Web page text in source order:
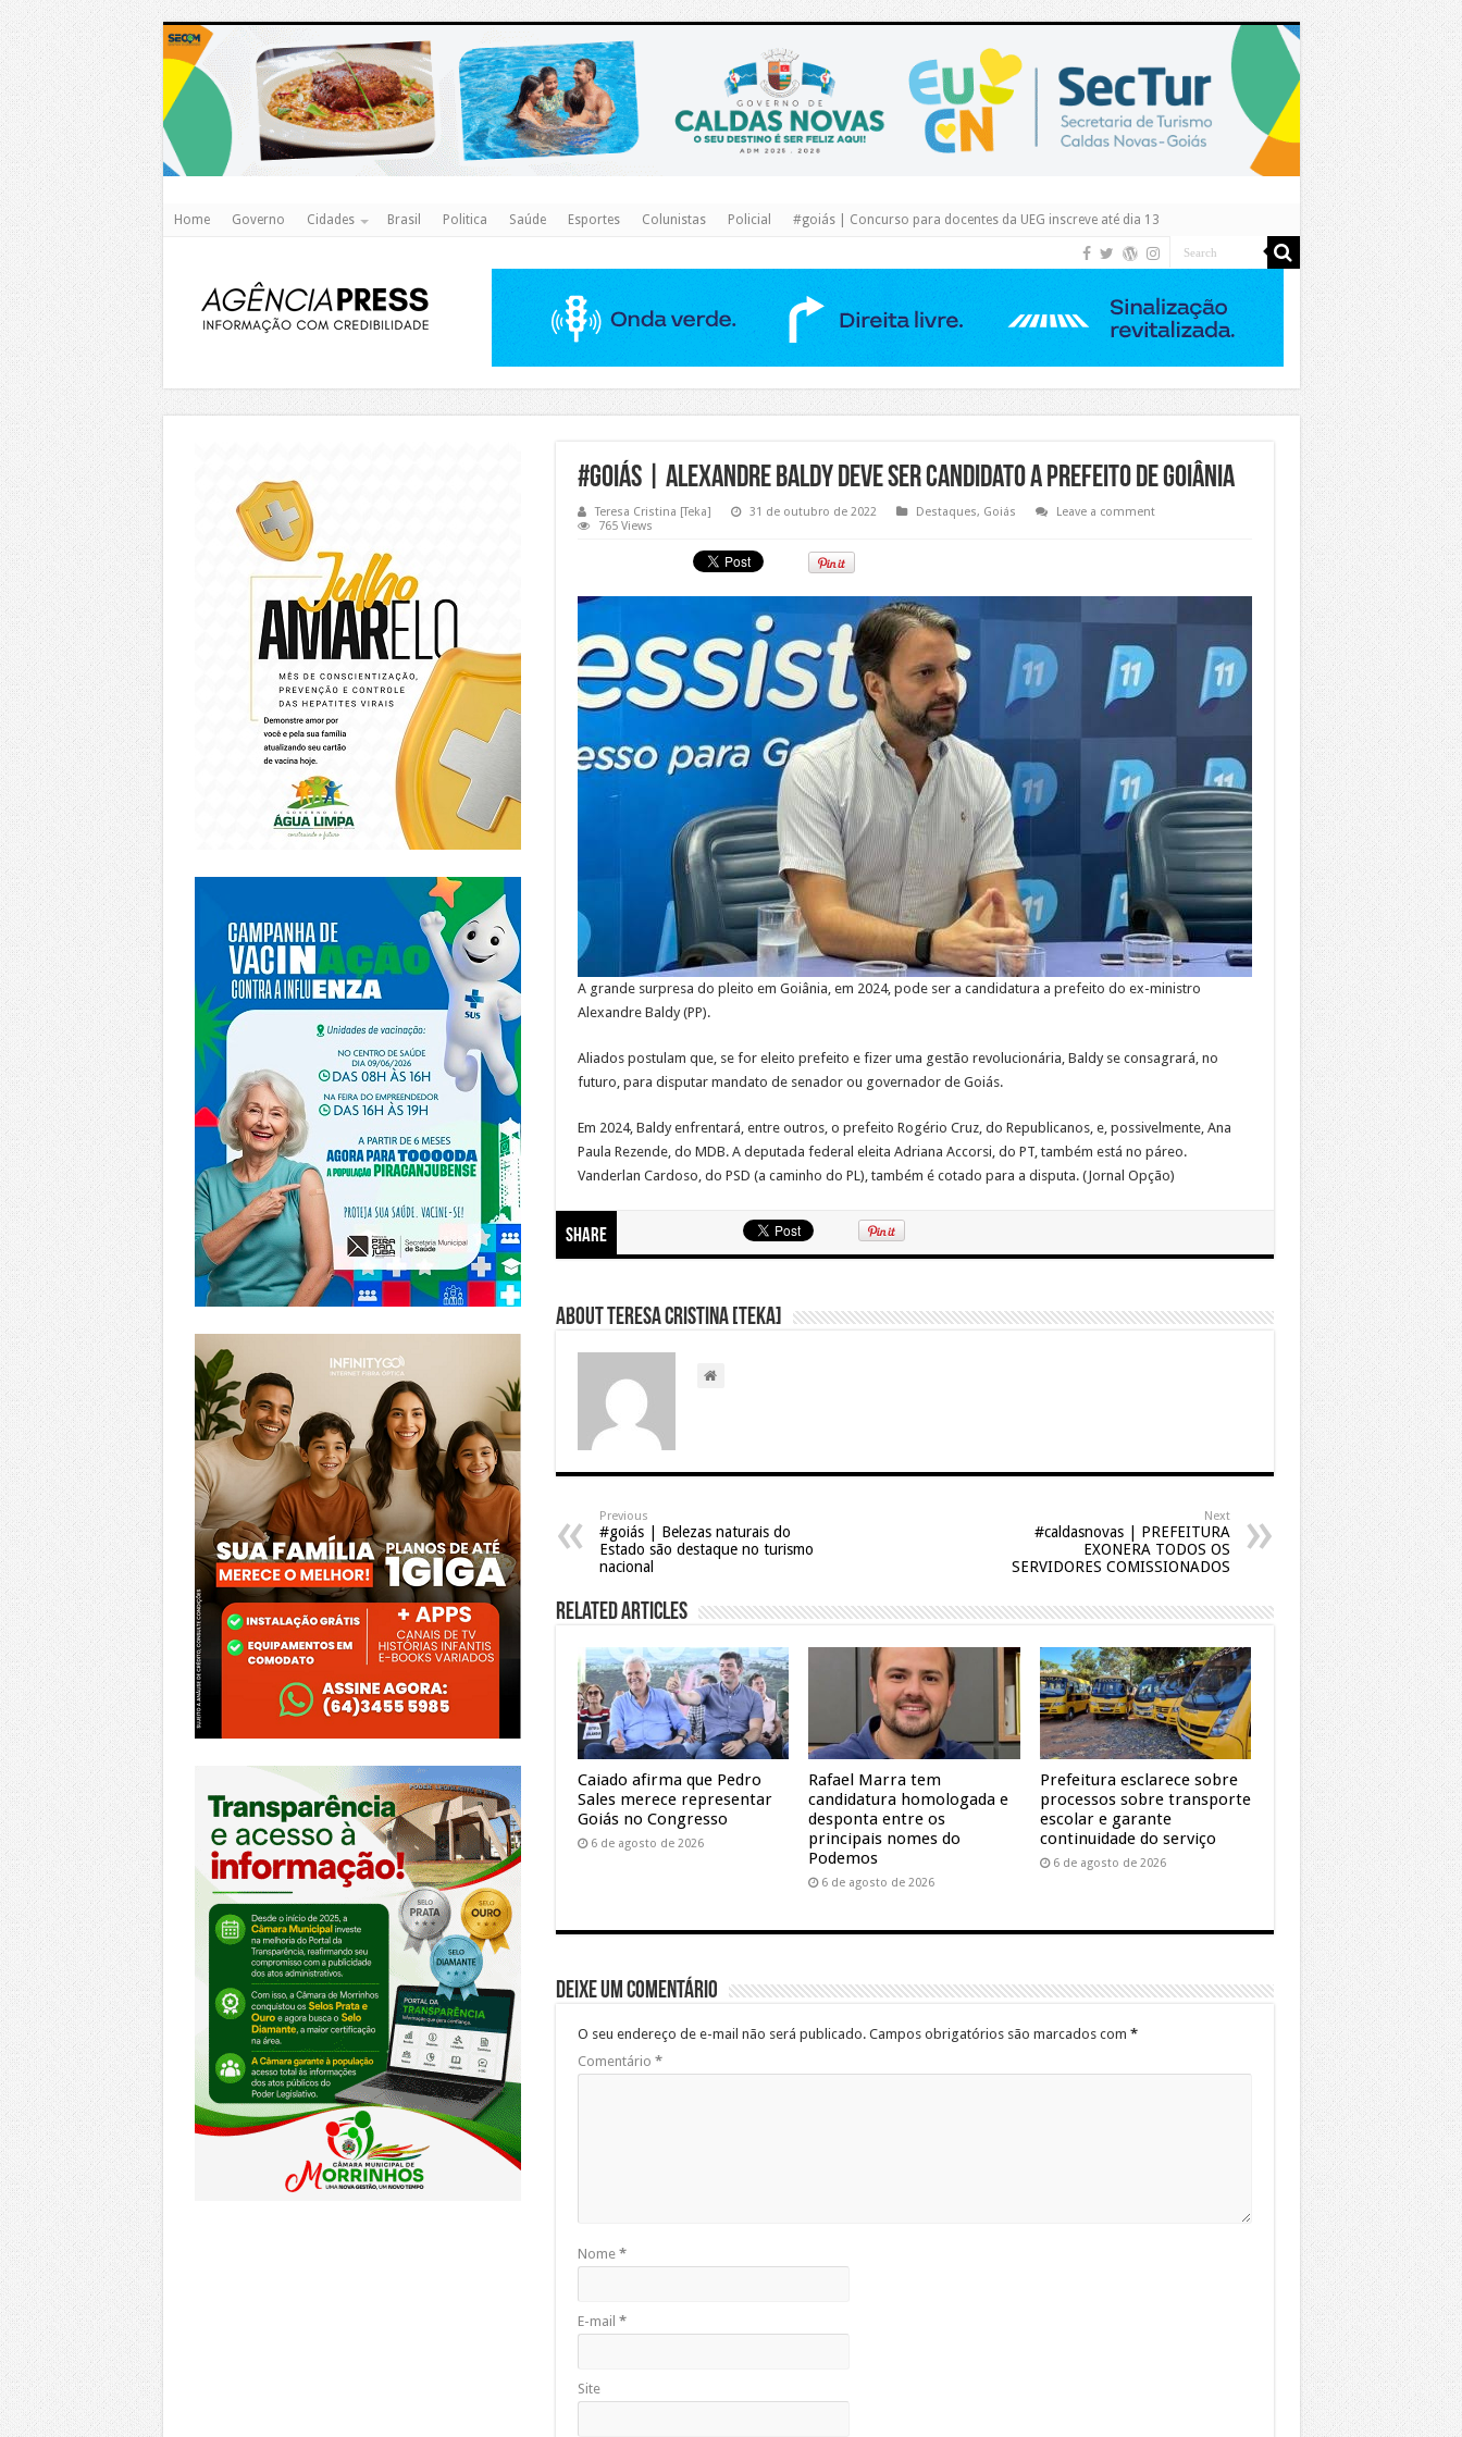
https://www.caldasnovas.go.gov.br/
Home Governo Cidades Brasil Politica Saúde Esportes Colunistas Policial #goiás | Concurso para docentes da UEG inscreve até dia 13
#goiás | Alexandre Baldy deve ser candidato a prefeito de Goiânia
Teresa Cristina [Teka] 31 de outubro de 2022 Destaques, Goiás
Leave a comment
765 Views
A grande surpresa do pleito em Goiânia, em 2024, pode ser a candidatura a prefeito do ex-ministro
Alexandre Baldy (PP).
Aliados postulam que, se for eleito prefeito e fizer uma gestão revolucionária, Baldy se consagrará, no
futuro, para disputar mandato de senador ou governador de Goiás.
Em 2024, Baldy enfrentará, entre outros, o prefeito Rogério Cruz, do Republicanos, e, possivelmente, Ana
Paula Rezende, do MDB. A deputada federal eleita Adriana Accorsi, do PT, também está no páreo.
Vanderlan Cardoso, do PSD (a caminho do PL), também é cotado para a disputa. (Jornal Opção)
Share
About Teresa Cristina [Teka]
Previous
#goiás | Belezas naturais do
Estado são destaque no turismo
nacional
Next
#caldasnovas | PREFEITURA
EXONERA TODOS OS
SERVIDORES COMISSIONADOS
Related Articles
Caiado afirma que Pedro
Sales merece representar
Goiás no Congresso
6 de agosto de 2026
Rafael Marra tem
candidatura homologada e
desponta entre os
principais nomes do
Podemos
6 de agosto de 2026
Prefeitura esclarece sobre
processos sobre transporte
escolar e garante
continuidade do serviço
6 de agosto de 2026
Deixe um comentário
O seu endereço de e-mail não será publicado. Campos obrigatórios são marcados com *
Comentário *
Nome *
E-mail *
Site
https://piracanjuba.go.gov.br/
https://www.infinitygo.com.br/
https://morrinhos.go.leg.br/